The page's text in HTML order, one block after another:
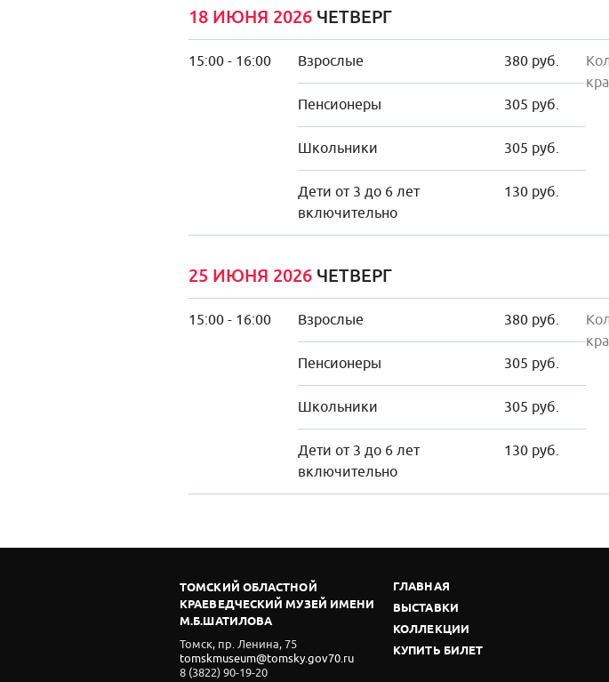
18 ИЮНЯ 2026 ЧЕТВЕРГ
15:00 - 16:00 Взрослые 380 руб.
Пенсионеры
305 руб.
Школьники 305 руб.
Дети от 3 до 6 лет
включительно
130 руб.
25 ИЮНЯ 2026 ЧЕТВЕРГ
15:00 - 16:00 Взрослые 380 руб.
Пенсионеры
305 руб.
Школьники 305 руб.
Дети от 3 до 6 лет
включительно
130 руб.
ТОМСКИЙ ОБЛАСТНОЙ
КРАЕВЕДЧЕСКИЙ МУЗЕЙ ИМЕНИ
М.Б.ШАТИЛОВА
Томск, пр. Ленина, 75
tomskmuseum@tomsky.gov70.ru
8 (3822) 90-19-20
ГЛАВНАЯ
ВЫСТАВКИ
КОЛЛЕКЦИИ
КУПИТЬ БИЛЕТ